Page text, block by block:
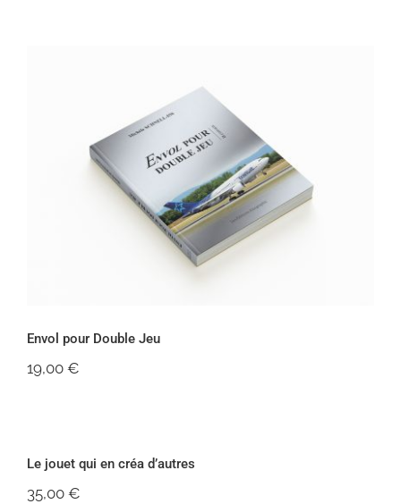
Envol pour Double Jeu
Envol pour Double Jeu
19,00 €
Le jouet qui en créa d’autres
35,00 €